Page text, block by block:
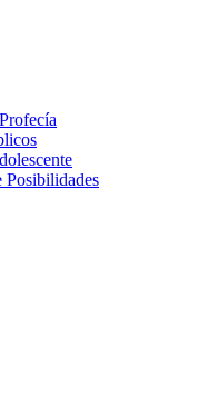
Posibilidades